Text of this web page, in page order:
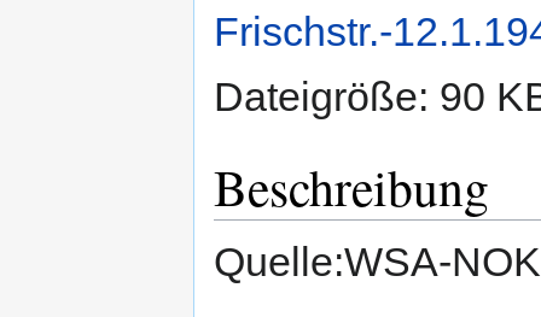
Frischstr.-
Dateigröße: 90
Beschreibung
Quelle:WSA-NOK